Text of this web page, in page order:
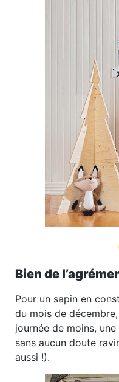
Bien de
Pour un sapin en
du mois de
journée de moins,
sans aucun doute
aussi !).